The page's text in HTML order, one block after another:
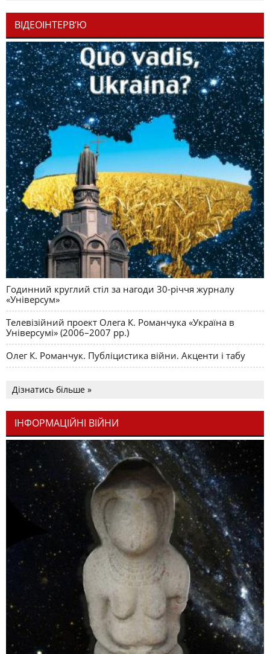
ВІДЕОІНТЕРВ’Ю
Годинний круглий стіл за нагоди 30-річчя журналу
«Універсум»
Телевізійний проект Олега К. Романчука «Україна в
Універсумі» (2006–2007 рр.)
Олег К. Романчук. Публіцистика війни. Акценти і табу
Дізнатись більше »
ІНФОРМАЦІЙНІ ВІЙНИ